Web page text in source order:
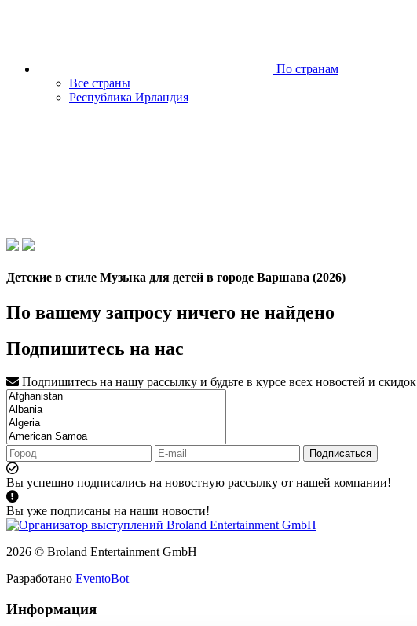
По странам
Все страны
Республика Ирландия
Детские в стиле Музыка для детей в городе Варшава (2026)
По вашему запросу ничего не найдено
Подпишитесь на нас
Подпишитесь на нашу рассылку и будьте в курсе всех новостей и скидок
Подписаться
Вы успешно подписались на новостную рассылку от нашей компании!
Вы уже подписаны на наши новости!
2026 © Broland Entertainment GmbH
Разработано EventoBot
Информация